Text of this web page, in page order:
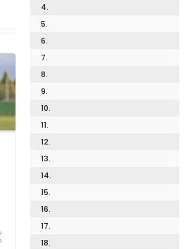
4.
5.
6.
7.
8.
9.
10.
11.
12.
13.
14.
15.
16.
17.
18.